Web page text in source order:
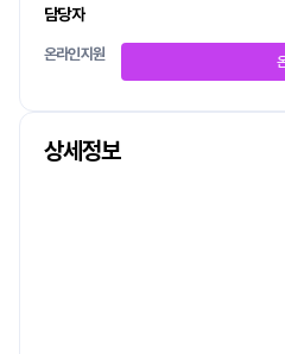
담당자
온라인지원
상세정보